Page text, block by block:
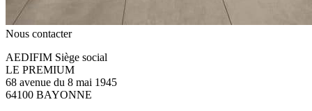
Nous contacter
AEDIFIM Siège social
LE PREMIUM
68 avenue du 8 mai 1945
64100 BAYONNE